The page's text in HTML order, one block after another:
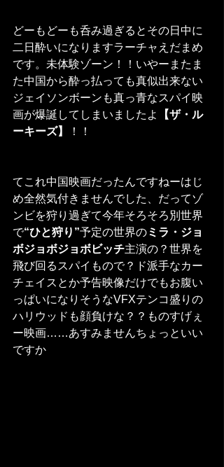
どーもどーも呑み過ぎるとその日中に
二日酔いになりますラーチャえだまめ
です。未体験ゾーン！！いやーまたま
た中国から酔っ払っても真似出来ない
ジェイソンボーンも真っ青なスパイ映
画が爆誕してしまいましたよ
【ザ・ル
ーキーズ】
！！
てこれ中国映画だったんですねーはじ
め全然気付きませんでした、だってゾ
ンビを狩り過ぎて今年そろそろ別世界
で“ひと狩り”予定の世界のミラ・ジョ
ボジョボジョボビッチ主演の？世界を
飛び回るスパイもので？ド派手なカー
チェイスとか予告映像だけでもお腹い
っぱいになりそうなVFXテンコ盛りの
ハリウッドも顔負けな？？ものすげぇ
ー映画……あすみませんちょっといい
ですか